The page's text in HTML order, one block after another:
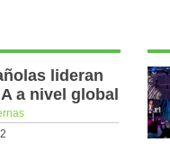
lideran
a nivel global